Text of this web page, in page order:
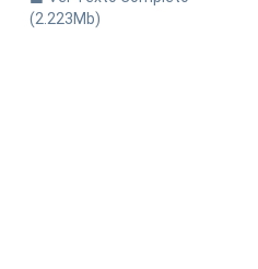
(2.223Mb)